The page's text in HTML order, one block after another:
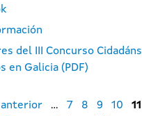
del III Concurso Cidadáns
en Galicia (PDF)
anterior … 7 8 9 10 11